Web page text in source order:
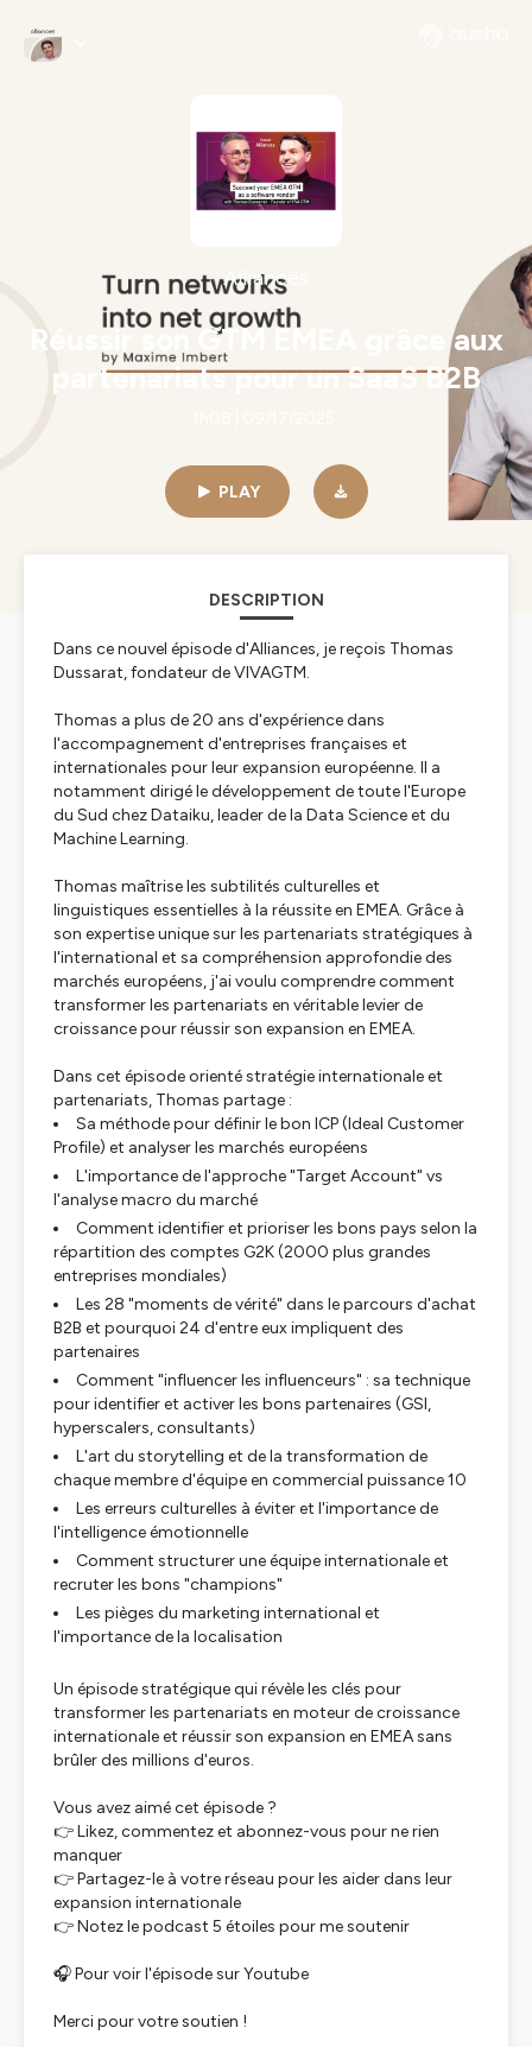
Alliances
Réussir son GTM EMEA grâce aux
partenariats pour un SaaS B2B
PLAY
DESCRIPTION
Dans ce nouvel épisode d'Alliances, je reçois Thomas
Dussarat, fondateur de VIVAGTM.
Thomas a plus de 20 ans d'expérience dans
l'accompagnement d'entreprises françaises et
internationales pour leur expansion européenne. Il a
notamment dirigé le développement de toute l'Europe
du Sud chez Dataiku, leader de la Data Science et du
Machine Learning.
Thomas maîtrise les subtilités culturelles et
linguistiques essentielles à la réussite en EMEA. Grâce à
son expertise unique sur les partenariats stratégiques à
l'international et sa compréhension approfondie des
marchés européens, j'ai voulu comprendre comment
transformer les partenariats en véritable levier de
croissance pour réussir son expansion en EMEA.
Dans cet épisode orienté stratégie internationale et
partenariats, Thomas partage :
Sa méthode pour définir le bon ICP (Ideal Customer
Profile) et analyser les marchés européens
L'importance de l'approche "Target Account" vs
l'analyse macro du marché
Comment identifier et prioriser les bons pays selon la
répartition des comptes G2K (2000 plus grandes
entreprises mondiales)
Les 28 "moments de vérité" dans le parcours d'achat
B2B et pourquoi 24 d'entre eux impliquent des
partenaires
Comment "influencer les influenceurs" : sa technique
pour identifier et activer les bons partenaires (GSI,
hyperscalers, consultants)
L'art du storytelling et de la transformation de
chaque membre d'équipe en commercial puissance 10
Les erreurs culturelles à éviter et l'importance de
l'intelligence émotionnelle
Comment structurer une équipe internationale et
recruter les bons "champions"
Les pièges du marketing international et
l'importance de la localisation
Un épisode stratégique qui révèle les clés pour
transformer les partenariats en moteur de croissance
internationale et réussir son expansion en EMEA sans
brûler des millions d'euros.
Vous avez aimé cet épisode ?
👉 Likez, commentez et abonnez-vous pour ne rien
manquer
👉 Partagez-le à votre réseau pour les aider dans leur
expansion internationale
👉 Notez le podcast 5 étoiles pour me soutenir
🎧 Pour voir l'épisode sur Youtube
Merci pour votre soutien !